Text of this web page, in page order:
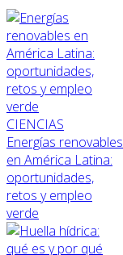
CIENCIAS
Energías renovables
en América Latina:
oportunidades,
retos y empleo
verde